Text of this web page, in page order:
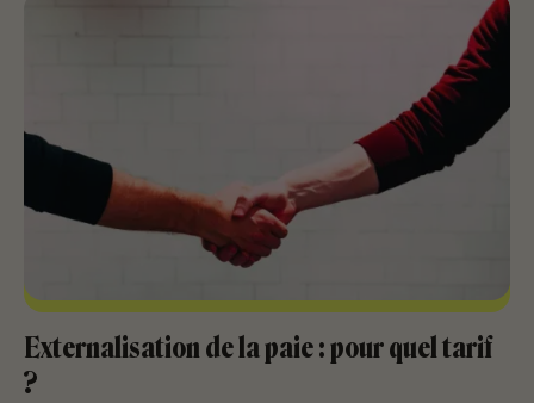
Externalisation de la paie : pour quel tarif
?